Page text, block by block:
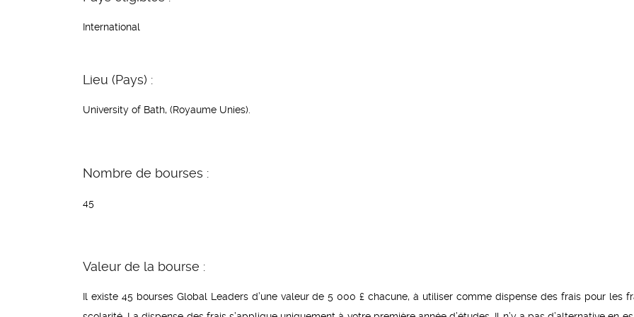
International
Lieu (Pays) :
University of Bath, (Royaume Unies).
Nombre de bourses :
45
Valeur de la bourse :
Il existe 45 bourses Global Leaders d’une valeur de 5 000 £ chacune, à utiliser comme dispense des frais pour les